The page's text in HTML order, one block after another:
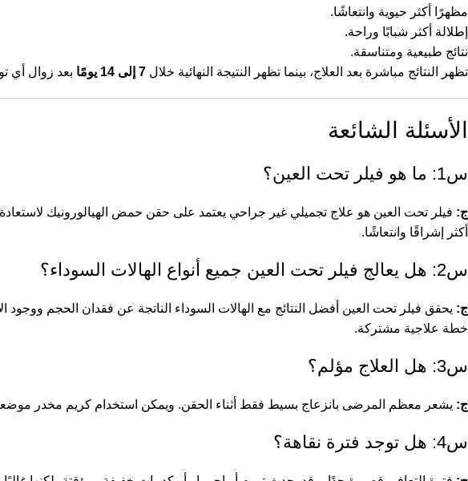
مظهرًا أكثر حيوية وانتعاشًا.
إطلالة أكثر شبابًا وراحة.
نتائج طبيعية ومتناسقة.
تظهر النتائج مباشرة بعد العلاج، بينما تظهر النتيجة النهائية خلال 7 إلى 14 يومًا بعد زوال أي
الأسئلة الشائعة
س1: ما هو فيلر تحت العين؟
ج: فيلر تحت العين هو علاج تجميلي غير جراحي يعتمد على حقن حمض الهيالورونيك
أكثر إشراقًا وانتعاشًا.
س2: هل يعالج فيلر تحت العين جميع أنواع الهالات السوداء؟
ج: يحقق فيلر تحت العين أفضل النتائج مع الهالات السوداء الناتجة عن فقدان الحجم ووجود
خطة علاجية مشتركة.
س3: هل العلاج مؤلم؟
ج: يشعر معظم المرضى بانزعاج بسيط فقط أثناء الحقن. ويمكن استخدام كريم مخدر موضعي
س4: هل توجد فترة نقاهة؟